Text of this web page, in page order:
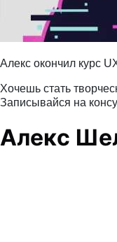
Алекc окончил курс
Хочешь стать
Записывайся на
Алекc